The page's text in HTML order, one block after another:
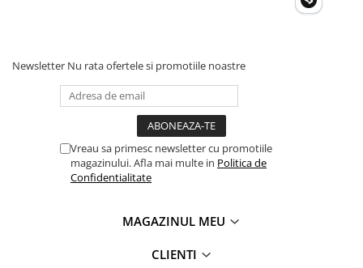
Newsletter Nu rata ofertele si promotiile noastre
Vreau sa primesc newsletter cu promotiile
magazinului. Afla mai multe in Politica de
Confidentialitate
MAGAZINUL MEU
CLIENTI